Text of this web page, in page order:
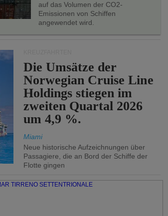
auf das Volumen der CO2-
Emissionen von Schiffen
angewendet wird.
Die Umsätze der
Norwegian Cruise Line
Holdings stiegen im
zweiten Quartal 2026
um 4,9 %.
Miami
Neue historische Aufzeichnungen über
Passagiere, die an Bord der Schiffe der
Flotte gingen